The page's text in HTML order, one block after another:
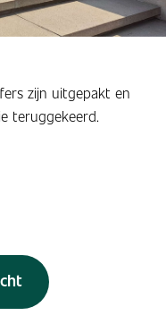
zijn uitgepakt en
teruggekeerd.